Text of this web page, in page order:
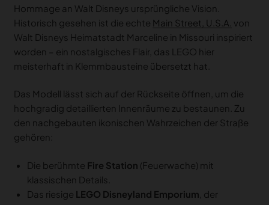
Hommage an Walt Disneys ursprüngliche Vision.
Historisch gesehen ist die echte Main Street, U.S.A. von
Walt Disneys Heimatstadt Marceline in Missouri inspiriert
worden – ein nostalgisches Flair, das LEGO hier
meisterhaft in Klemmbausteine übersetzt hat.
Das Modell lässt sich auf der Rückseite öffnen, um die
hochgradig detaillierten Innenräume zu bestaunen. Zu
den nachgebauten ikonischen Wahrzeichen der Straße
gehören:
Die berühmte Fire Station (Feuerwache) mit
klassischen Details.
Das riesige LEGO Disneyland Emporium , der